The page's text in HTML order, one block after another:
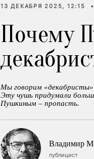
13 ДЕКАБРЯ 2025, 12:15 •
Почему
Мы говорим
Эту чушь придумали
Пушкиным – пропасть.
Владимир
публицист